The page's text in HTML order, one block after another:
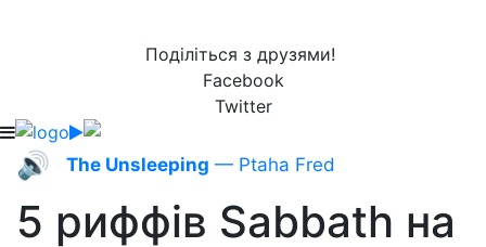
Поділіться з друзями!
Facebook
Twitter
🔊 The Unsleeping — Ptaha Fred
5 риффів Sabbath на